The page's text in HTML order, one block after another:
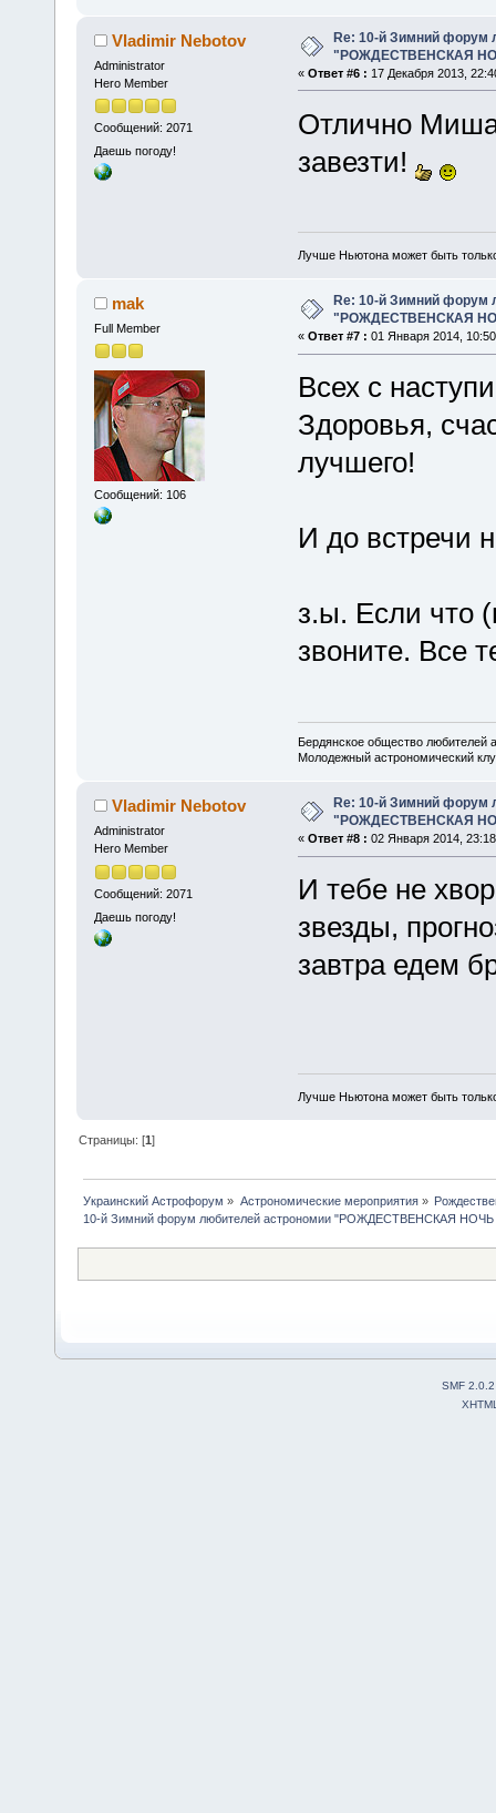
Vladimir Nebotov
Administrator
Hero Member
Сообщений: 2071
Даешь погоду!
Re: 10-й Зимний форум
"РОЖДЕСТВЕНСКАЯ
« Ответ #6 : 17 Декабря 2013,
Отлично
завезти!
Лучше Ньютона может быть
mak
Full Member
Сообщений: 106
Re: 10-й Зимний форум
"РОЖДЕСТВЕНСКАЯ
« Ответ #7 : 01 Января 2014,
Всех с
Здоровья,
лучшего!
И до встречи
з.ы. Если что
звоните. Все
Бердянское общество любителей
Молодежный астрономический
Vladimir Nebotov
Administrator
Hero Member
Сообщений: 2071
Даешь погоду!
Re: 10-й Зимний форум
"РОЖДЕСТВЕНСКАЯ
« Ответ #8 : 02 Января 2014,
И тебе не
звезды,
завтра едем
Лучше Ньютона может быть
Страницы: [1]
Украинский Астрофорум » Астрономические мероприятия»
10-й Зимний форум любителей астрономии "РОЖДЕСТВЕНСКАЯ НОЧЬ
SMF 2.0.2